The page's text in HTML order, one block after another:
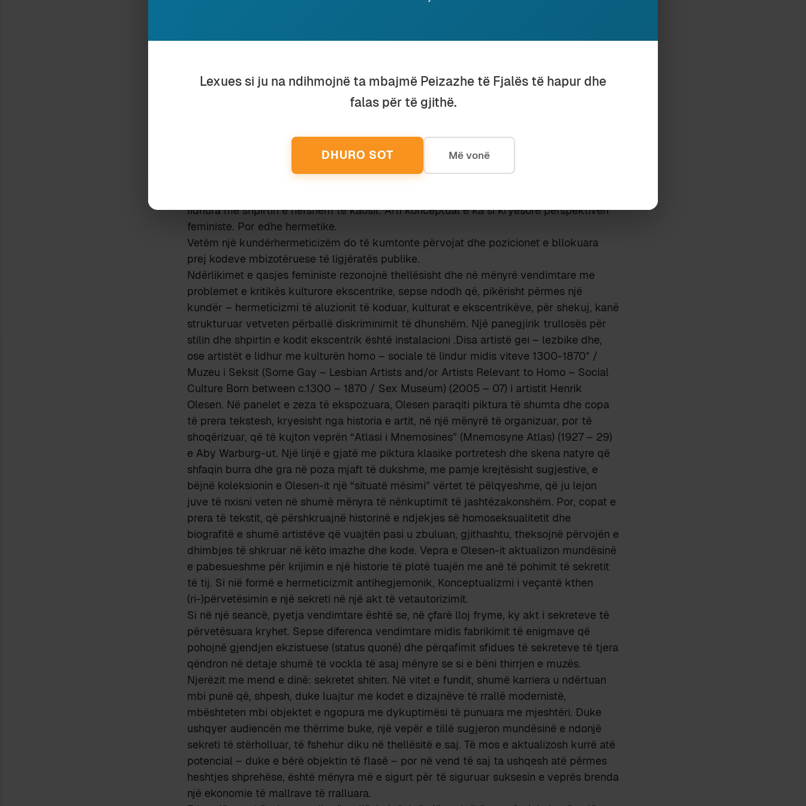
A ka gjë më të mallkuar se një merimangë?
konceptual si një art të shenjave të koduara: mesazhe brenda kodeve të tipografuara
në fletë të verdheme letre, ose gjeste enigmatike të fiksuara në fotografi bardh e zi dhe
shirita videokasetash të prishura. Në zemër të kodit ndjejmë praninë e një të fshehte:
lidhura me shpirtin e hershëm të kaosit. Arti konceptual e ka si kryesore perspektivën
feministe. Por edhe hermetike.
Vetëm një kundërhermeticizëm do të kumtonte përvojat dhe pozicionet e bllokuara
prej kodeve mbizotëruese të ligjëratës publike.
Ndërlikimet e qasjes feministe rezonojnë thellësisht dhe në mënyrë vendimtare me
problemet e kritikës kulturore ekscentrike, sepse ndodh që, pikërisht përmes një
kundër – hermeticizmi të aluzionit të koduar, kulturat e ekscentrikëve, për shekuj, kanë
strukturuar vetveten përballë diskriminimit të dhunshëm. Një panegjirik trullosës për
stilin dhe shpirtin e kodit ekscentrik është instalacioni .Disa artistë gei – lezbike dhe,
ose artistët e lidhur me kulturën homo – sociale të lindur midis viteve 1300-1870″ /
Muzeu i Seksit (Some Gay – Lesbian Artists and/or Artists Relevant to Homo – Social
Culture Born between c.1300 – 1870 / Sex Museum) (2005 – 07) i artistit Henrik
Olesen. Në panelet e zeza të ekspozuara, Olesen paraqiti piktura të shumta dhe copa
të prera tekstesh, kryesisht nga historia e artit, në një mënyrë të organizuar, por të
shoqërizuar, që të kujton veprën “Atlasi i Mnemosines” (Mnemosyne Atlas) (1927 – 29)
e Aby Warburg-ut. Një linjë e gjatë me piktura klasike portretesh dhe skena natyre që
shfaqin burra dhe gra në poza mjaft të dukshme, me pamje krejtësisht sugjestive, e
bëjnë koleksionin e Olesen-it një “situatë mësimi” vërtet të pëlqyeshme, që ju lejon
juve të nxisni veten në shumë mënyra të nënkuptimit të jashtëzakonshëm. Por, copat e
prera të tekstit, që përshkruajnë historinë e ndjekjes së homoseksualitetit dhe
biografitë e shumë artistëve që vuajtën pasi u zbuluan, gjithashtu, theksojnë përvojën e
dhimbjes të shkruar në këto imazhe dhe kode. Vepra e Olesen-it aktualizon mundësinë
e pabesueshme për krijimin e një historie të plotë tuajën me anë të pohimit të sekretit
të tij. Si nië formë e hermeticizmit antihegjemonik, Konceptualizmi i veçantë kthen
(ri-)përvetësimin e një sekreti në një akt të vetautorizimit.
Si në një seancë, pyetja vendimtare është se, në çfarë lloj fryme, ky akt i sekreteve të
përvetësuara kryhet. Sepse diferenca vendimtare midis fabrikimit të enigmave që
pohojnë gjendjen ekzistuese (status quonë) dhe përqafimit sfidues të sekreteve të tjera
qëndron në detaje shumë të vockla të asaj mënyre se si e bëni thirrjen e muzës.
Njerëzit me mend e dinë: sekretet shiten. Në vitet e fundit, shumë karriera u ndërtuan
mbi punë që, shpesh, duke luajtur me kodet e dizajnëve të rrallë modernistë,
mbështeten mbi objektet e ngopura me dykuptimësi të punuara me mjeshtëri. Duke
ushqyer audiencën me thërrime buke, një vepër e tillë sugjeron mundësinë e ndonjë
sekreti të stërholluar, të fshehur diku në thellësitë e saj. Të mos e aktualizosh kurrë atë
potencial – duke e bërë objektin të flasë – por në vend të saj ta ushqesh atë përmes
heshtjes shprehëse, është mënyra më e sigurt për të siguruar suksesin e veprës brenda
një ekonomie të mallrave të rralluara.
Lexues si ju na ndihmojnë ta mbajmë Peizazhe të Fjalës të hapur dhe
falas për të gjithë.
DHURO SOT Më vonë